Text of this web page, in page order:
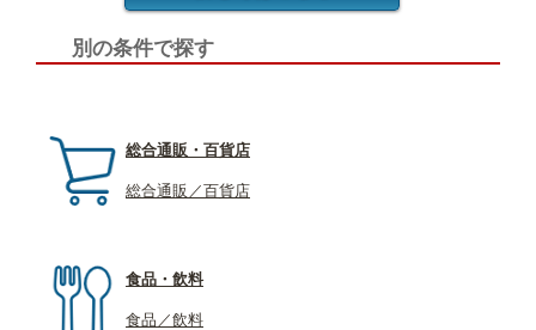
別の条件で探す
総合通販・百貨店
総合通販／百貨店
食品・飲料
食品／飲料